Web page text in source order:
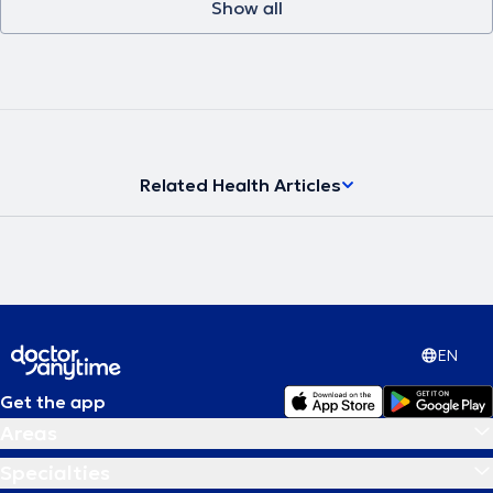
Show all
Related Health Articles
EN
Get the app